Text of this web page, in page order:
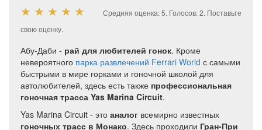
★ ★ ★ ★ ★ Средняя оценка:5. Голосов:2. Поставьте
свою оценку.
Абу-Даби - рай для любителей гонок. Кроме
невероятного парка развлечений Ferrari World с самыми
быстрыми в мире горками и гоночной школой для
автолюбителей, здесь есть также профессиональная
гоночная трасса Yas Marina Circuit.
Yas Marina Circuit - это аналог всемирно известных
гоночных трасс в Монако. Здесь проходили Гран-При